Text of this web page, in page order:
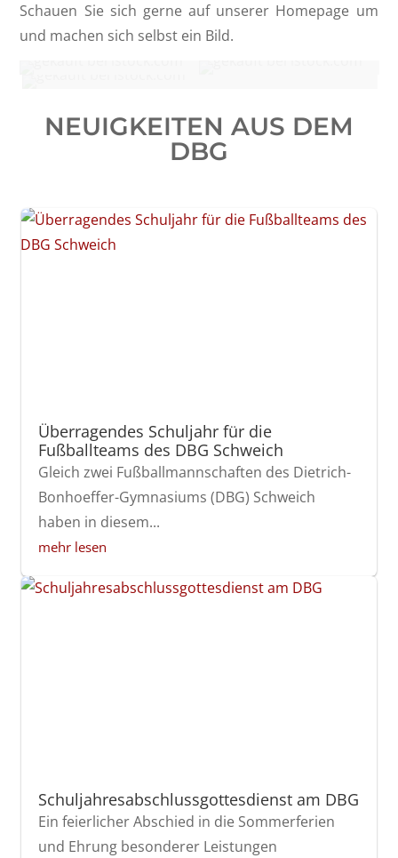
Schauen Sie sich gerne auf unserer Homepage um
und machen sich selbst ein Bild.
NEUIGKEITEN AUS DEM
DBG
Überragendes Schuljahr für die
Fußballteams des DBG Schweich
Gleich zwei Fußballmannschaften des Dietrich-
Bonhoeffer-Gymnasiums (DBG) Schweich
haben in diesem...
mehr lesen
Schuljahresabschlussgottesdienst am DBG
Ein feierlicher Abschied in die Sommerferien
und Ehrung besonderer Leistungen